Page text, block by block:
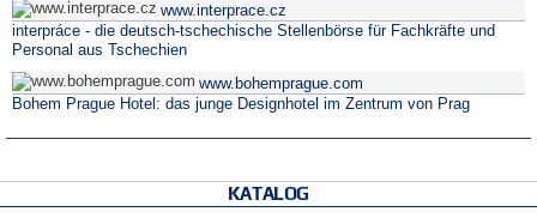
www.interprace.cz
interpráce - die deutsch-tschechische Stellenbörse für Fachkräfte und
Personal aus Tschechien
www.bohemprague.com
Bohem Prague Hotel: das junge Designhotel im Zentrum von Prag
KATALOG